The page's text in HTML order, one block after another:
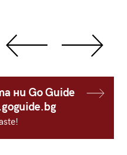
ни Go Guide